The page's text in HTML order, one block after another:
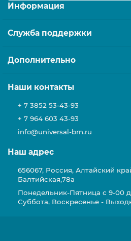
Информация
Служба поддержки
Дополнительно
Наши контакты
+ 7 3852 53-43-93
+ 7 964 603 43-93
info@universal-brn.ru
Наш адрес
656067, Россия, Алтайский
Балтийская,78а
Понедельник-Пятница с 9-00
Суббота, Воскресенье -